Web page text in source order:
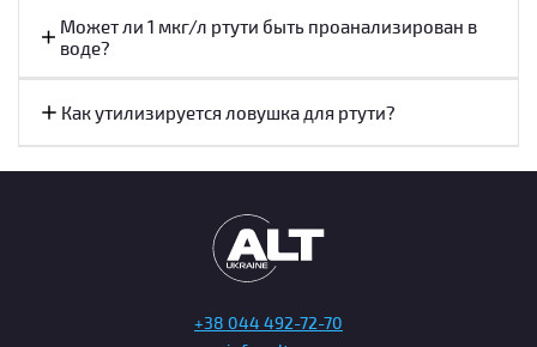
Может ли 1 мкг/л ртути быть проанализирован в
воде?
Как утилизируется ловушка для ртути?
+38 044 492-72-70